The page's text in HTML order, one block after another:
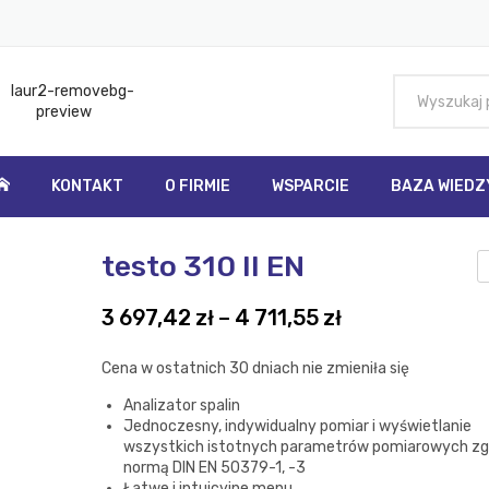
KONTAKT O FIRMIE WSPARCIE BAZA
testo 310 II EN
3 697,42 zł – 4 711,55 złZakres
od
697,42 zł
do
Cena w ostatnich 30 dniach nie zmieniła się
Analizator spalin
Jednoczesny, indywidualny pomiar i wyświetlanie
wszystkich istotnych parametrów pomiarowych
normą DIN EN 50379-1, -3